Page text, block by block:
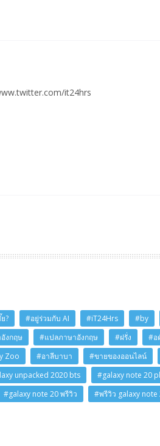
it24hrs
? #อยู่ร่วมกับ AI #iT24Hrs #by
งกฤษ #แปลภาษาอังกฤษ #ฝรั่ง #อ
Zoo #อาลีบาบา #ขายของออนไลน์
unpacked 2020 bts #galaxy note 20
#galaxy note 20 พรีวิว #พรีวิว galaxy note